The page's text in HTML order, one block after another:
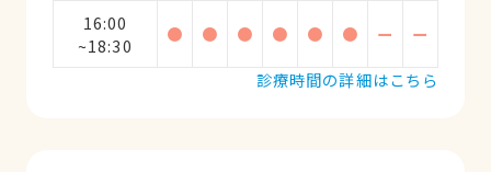
16:00
~18:30
● ● ● ● ● ● ー
ー
診療時間の詳細はこちら